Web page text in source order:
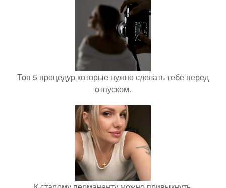
Топ 5 процедур которые нужно сделать тебе перед
отпуском.